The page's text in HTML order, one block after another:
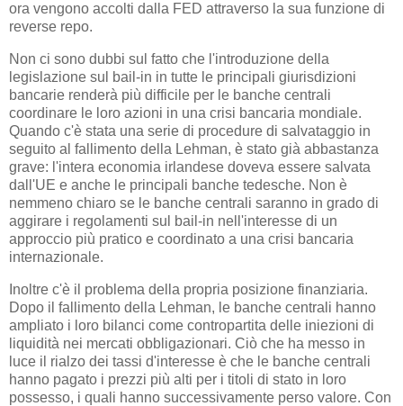
ora vengono accolti dalla FED attraverso la sua funzione di
reverse repo.
Non ci sono dubbi sul fatto che l'introduzione della
legislazione sul bail-in in tutte le principali giurisdizioni
bancarie renderà più difficile per le banche centrali
coordinare le loro azioni in una crisi bancaria mondiale.
Quando c'è stata una serie di procedure di salvataggio in
seguito al fallimento della Lehman, è stato già abbastanza
grave: l'intera economia irlandese doveva essere salvata
dall'UE e anche le principali banche tedesche. Non è
nemmeno chiaro se le banche centrali saranno in grado di
aggirare i regolamenti sul bail-in nell'interesse di un
approccio più pratico e coordinato a una crisi bancaria
internazionale.
Inoltre c'è il problema della propria posizione finanziaria.
Dopo il fallimento della Lehman, le banche centrali hanno
ampliato i loro bilanci come contropartita delle iniezioni di
liquidità nei mercati obbligazionari. Ciò che ha messo in
luce il rialzo dei tassi d'interesse è che le banche centrali
hanno pagato i prezzi più alti per i titoli di stato in loro
possesso, i quali hanno successivamente perso valore. Con